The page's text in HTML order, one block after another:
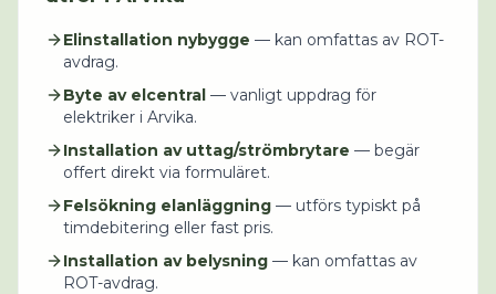
Elinstallation nybygge — kan omfattas av ROT-
avdrag.
Byte av elcentral — vanligt uppdrag för
elektriker i Arvika.
Installation av uttag/strömbrytare — begär
offert direkt via formuläret.
Felsökning elanläggning — utförs typiskt på
timdebitering eller fast pris.
Installation av belysning — kan omfattas av
ROT-avdrag.